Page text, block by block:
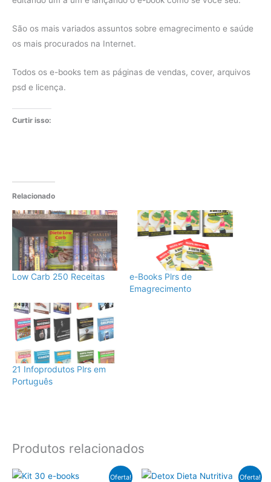
São os mais variados assuntos sobre emagrecimento e saúde
os mais procurados na Internet.
Todos os e-books tem as páginas de vendas, cover, arquivos
psd e licença.
Curtir isso:
Relacionado
Low Carb 250 Receitas
e-Books Plrs de
Emagrecimento
21 Infoprodutos Plrs em
Português
Produtos relacionados
Oferta! Oferta!